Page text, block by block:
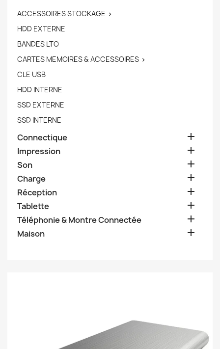
ACCESSOIRES STOCKAGE 
HDD EXTERNE
BANDES LTO
CARTES MEMOIRES & ACCESSOIRES 
CLE USB
HDD INTERNE
SSD EXTERNE
SSD INTERNE
Connectique 
Impression 
Son 
Charge 
Réception 
Tablette 
Téléphonie & Montre Connectée 
Maison 